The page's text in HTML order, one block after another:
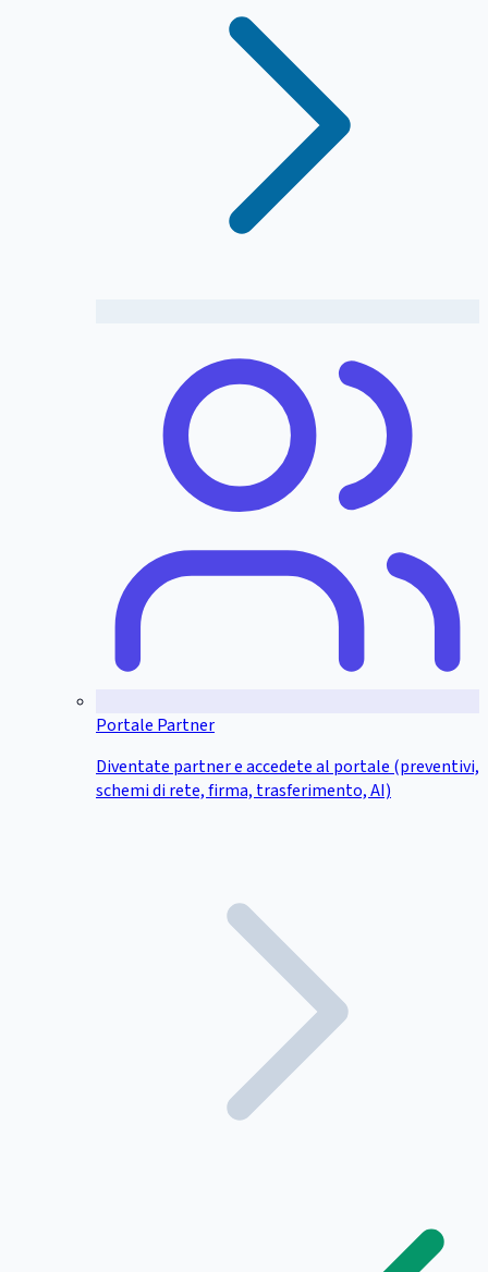
Portale Partner
Diventate partner e accedete al portale (preventivi,
schemi di rete, firma, trasferimento, AI)